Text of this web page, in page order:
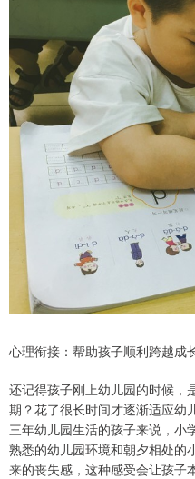
心理衔接：帮助孩子顺利跨越成
还记得孩子刚上幼儿园的时候，
期？花了很长时间才逐渐适应幼
三年幼儿园生活的孩子来说，小
熟悉的幼儿园环境和朝夕相处的
来的丧失感，这种感受会让孩子